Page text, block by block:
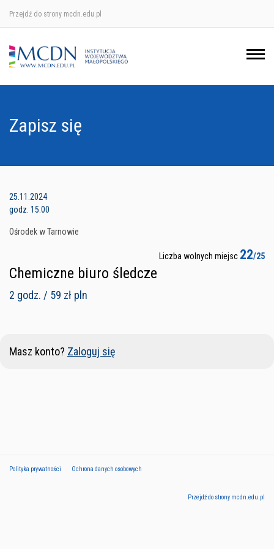
Przejdź do strony mcdn.edu.pl
Zapisz się
25.11.2024
godz. 15.00
Ośrodek w Tarnowie
Liczba wolnych miejsc 22/25
Chemiczne biuro śledcze
2 godz. / 59 zł pln
Masz konto? Zaloguj się
Polityka prywatności Ochrona danych osobowych
Przejdź do strony mcdn.edu.pl
Ośrodek w Krakowie
Ośrodek w Nowym Sączu
Ośrodek w Tarnowie